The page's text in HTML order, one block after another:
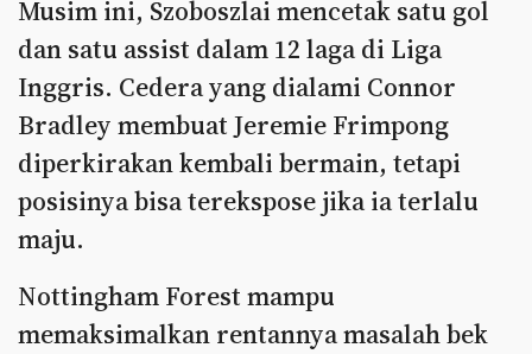
Musim ini, Szoboszlai mencetak satu gol
dan satu assist dalam 12 laga di Liga
Inggris. Cedera yang dialami Connor
Bradley membuat Jeremie Frimpong
diperkirakan kembali bermain, tetapi
posisinya bisa terekspose jika ia terlalu
maju.
Nottingham Forest mampu
memaksimalkan rentannya masalah bek